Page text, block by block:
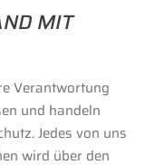
MIT
Verantwortung
und handeln
Jedes von uns
wird über den